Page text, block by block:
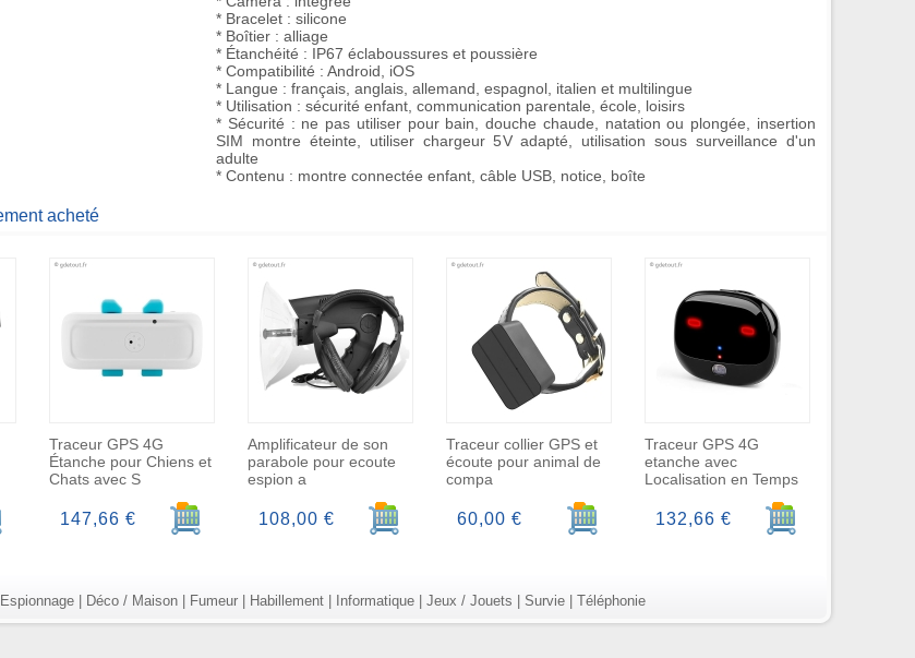
* Bracelet : silicone
* Boîtier : alliage
* Étanchéité : IP67 éclaboussures et poussière
* Compatibilité : Android, iOS
* Langue : français, anglais, allemand, espagnol, italien et multilingue
* Utilisation : sécurité enfant, communication parentale, école, loisirs
* Sécurité : ne pas utiliser pour bain, douche chaude, natation ou plongée, insertion
SIM montre éteinte, utiliser chargeur 5V adapté, utilisation sous surveillance d'un
adulte
* Contenu : montre connectée enfant, câble USB, notice, boîte
acheté
au panier
Traceur GPS 4G
Étanche pour Chiens et
Chats avec S
Ajouter au panier
147,66 €
Amplificateur de son
parabole pour ecoute
espion a
Ajouter au panier
108,00 €
Traceur collier GPS et
écoute pour animal de
compa
Ajouter au panier
60,00 €
Traceur GPS 4G
etanche avec
Localisation en Temps
Ajouter au panier
132,66 €
| Déco / Maison| Fumeur| Habillement| Informatique| Jeux / Jouets Survie| Téléphonie